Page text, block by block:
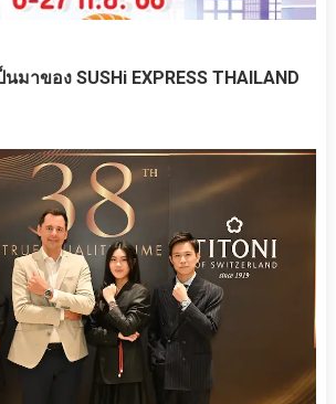
มาของ SUSHi EXPRESS THAILAND